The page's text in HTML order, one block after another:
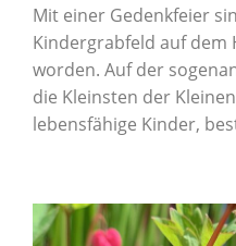
Mit einer Gedenkfeier
Kindergrabfeld auf
worden. Auf der
die Kleinsten der
lebensfähige Kinder,